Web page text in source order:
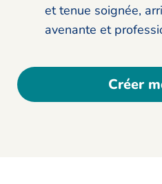
et tenue soignée,
avenante et
Créer